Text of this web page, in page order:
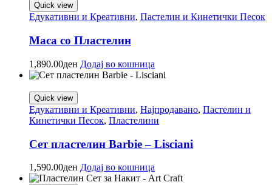
Quick view
Едукативни и Креативни, Пастелин и Кинетички Песок
Маса со Пластелин
1,890.00ден Додај во кошница
Quick view
Едукативни и Креативни, Најпродавано, Пастелин и
Кинетички Песок, Пластелини
Сет пластелин Barbie – Lisciani
1,590.00ден Додај во кошница